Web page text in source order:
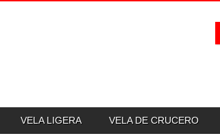
VELA LIGERA VELA DE CRUCERO